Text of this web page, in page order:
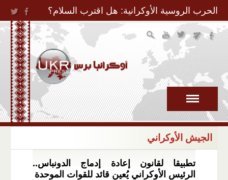
Jump to Navigation
الحرب الروسية الأوكرانية: هل اقترب السلام؟
الجيش الأوكراني
تطبيقا لقانون إعادة إدماج الدونباس..
الرئيس الأوكراني يُعين قائد للقوات الموحدة